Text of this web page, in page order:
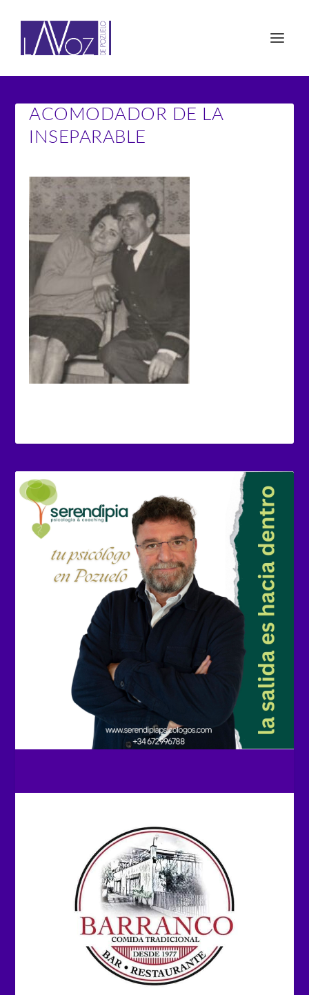
ACOMODADOR DE LA
INSEPARABLE